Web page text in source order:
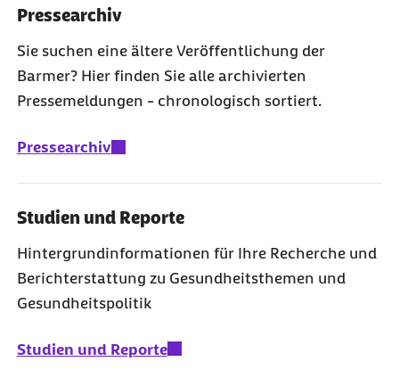
Pressearchiv
Sie suchen eine ältere Veröffentlichung der
Barmer? Hier finden Sie alle archivierten
Pressemeldungen - chronologisch sortiert.
Pressearchiv
Studien und Reporte
Hintergrundinformationen für Ihre Recherche und
Berichterstattung zu Gesundheitsthemen und
Gesundheitspolitik
Studien und Reporte